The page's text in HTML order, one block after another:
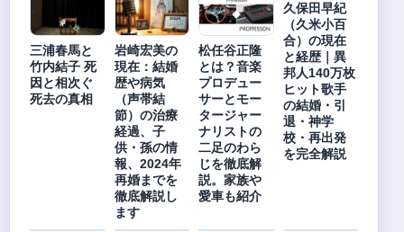
三浦春馬と
竹内結子 死
因と相次ぐ
死去の真相
岩崎宏美の
現在：結婚
歴や病気
（声帯結
節）の治療
経過、子
供・孫の情
報、2024年
再婚までを
徹底解説し
ます
松任谷正隆
とは？音楽
プロデュー
サーとモー
タージャー
ナリストの
二足のわら
じを徹底解
説。家族や
愛車も紹介
久保田早紀
（久米小百
合）の現在
と経歴｜異
邦人140万枚
ヒット歌手
の結婚・引
退・神学
校・再出発
を完全解説